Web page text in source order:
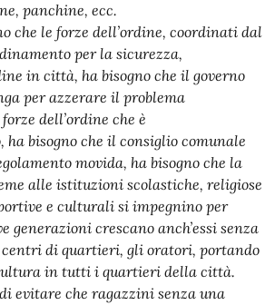
panchine, ecc.
che le forze dell’ordine, coordinati dal
per la sicurezza,
in città, ha bisogno che il governo
per azzerare il problema
dell’ordine che è
ha bisogno che il consiglio comunale
movida, ha bisogno che la
alle istituzioni scolastiche, religiose
e culturali si impegnino per
generazioni crescano anch’essi senza
di quartieri, gli oratori, portando
in tutti i quartieri della città.
evitare che ragazzini senza una